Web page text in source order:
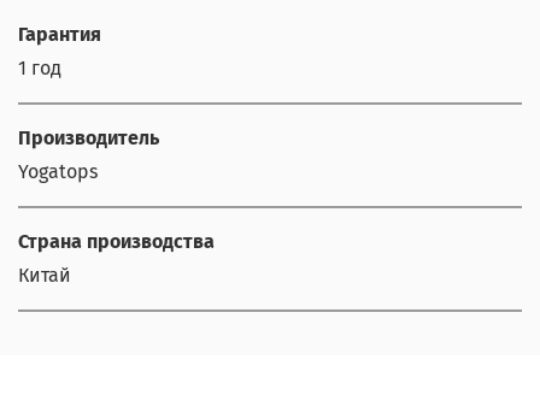
Гарантия
1 год
Производитель
Yogatops
Страна производства
Китай